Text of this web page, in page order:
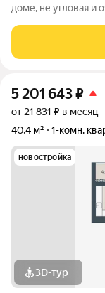
доме, не угловая и
водоснабжения; -
дверь; - В подарок
5 201 643₽
от 21 831 ₽ в месяц
40,4 м²
1-комн.
новостройка
3D-тур